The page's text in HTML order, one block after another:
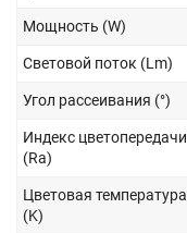
Мощность (W)
Световой поток (Lm)
Угол рассеивания (°)
Индекс цветопередачи
(Ra)
Цветовая температура
(K)